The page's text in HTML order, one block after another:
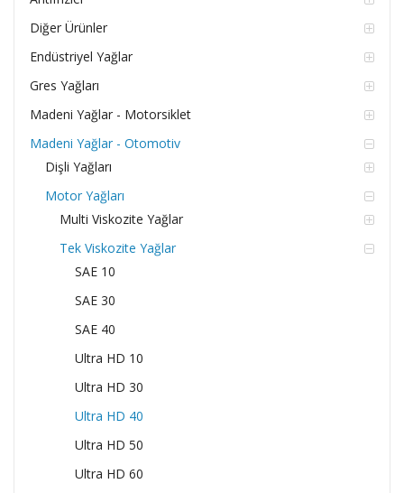
Diğer Ürünler
Endüstriyel Yağlar
Gres Yağları
Madeni Yağlar - Motorsiklet
Madeni Yağlar - Otomotiv
Dişli Yağları
Motor Yağları
Multi Viskozite Yağlar
Tek Viskozite Yağlar
SAE 10
SAE 30
SAE 40
Ultra HD 10
Ultra HD 30
Ultra HD 40
Ultra HD 50
Ultra HD 60